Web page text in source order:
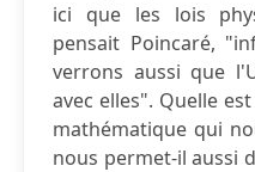
ici que les lois
pensait Poincaré,
verrons aussi que
avec elles". Quelle
mathématique qui
nous permet-il aussi